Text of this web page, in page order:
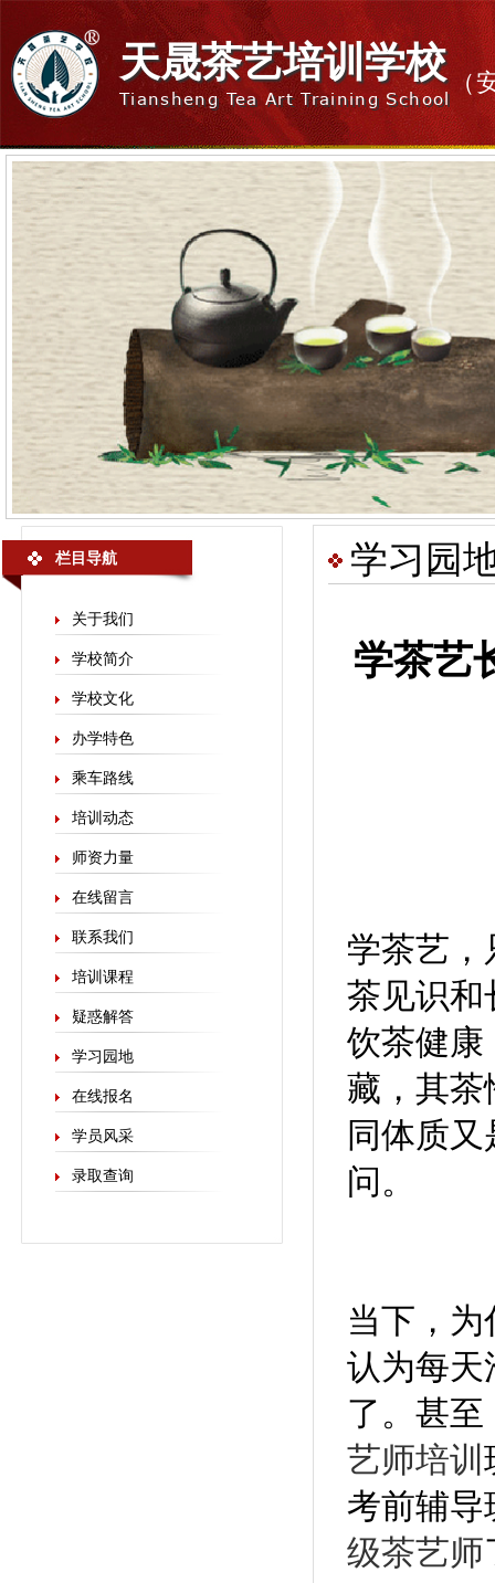
天晟茶艺培训学校
Tiansheng Tea Art Training School
（
栏目导航
关于我们
学校简介
学校文化
办学特色
乘车路线
培训动态
师资力量
在线留言
联系我们
培训课程
疑惑解答
学习园地
在线报名
学员风采
录取查询
学习园
学茶艺
学茶艺，
茶见识和
饮茶健康
藏，其茶
同体质
问。
当下，为
认为每天
了。甚至
艺师培训
考前辅导
级茶艺师